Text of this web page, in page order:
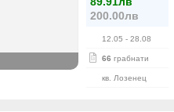
200.00лв
12.05 - 28.08
66 грабнати
кв. Лозенец